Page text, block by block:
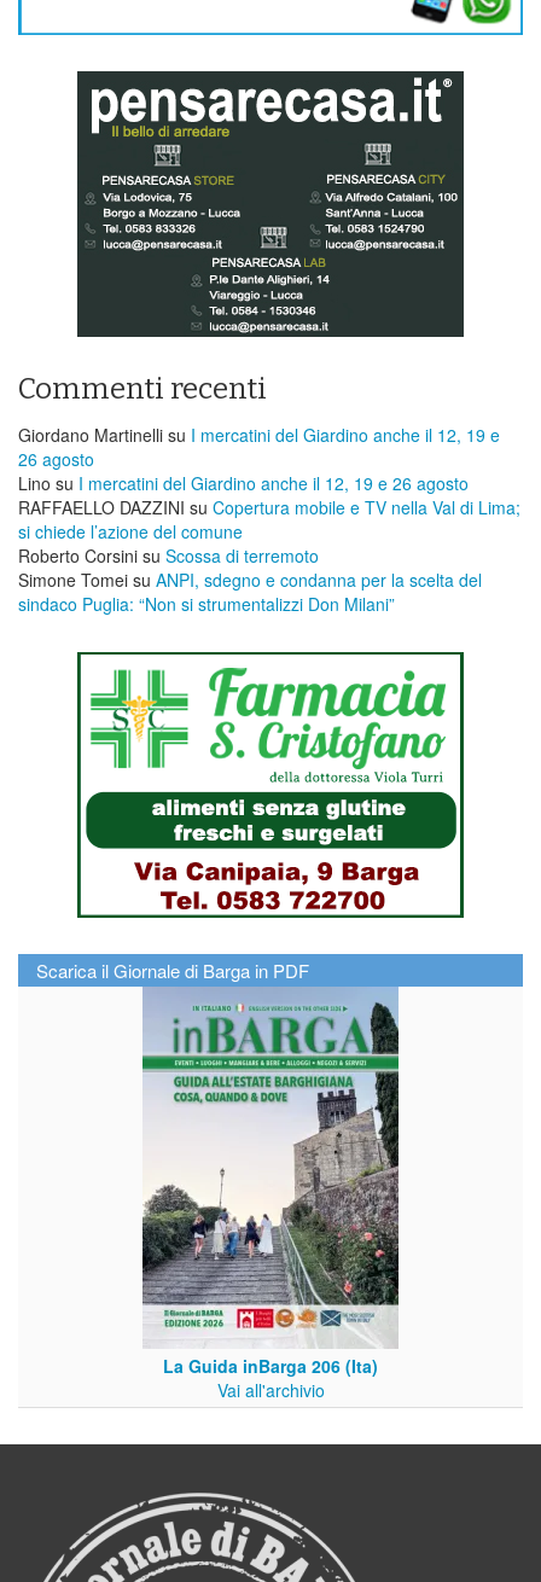
Commenti recenti
Giordano Martinelli su I mercatini del Giardino anche il 12, 19 e
26 agosto
Lino su I mercatini del Giardino anche il 12, 19 e 26 agosto
RAFFAELLO DAZZINI su ​Copertura mobile e TV nella Val di Lima;
si chiede l’azione del comune
Roberto Corsini su Scossa di terremoto
Simone Tomei su ANPI, sdegno e condanna per la scelta del
sindaco Puglia: “Non si strumentalizzi Don Milani”
Scarica il Giornale di Barga in PDF
La Guida inBarga 206 (Ita)
Vai all'archivio